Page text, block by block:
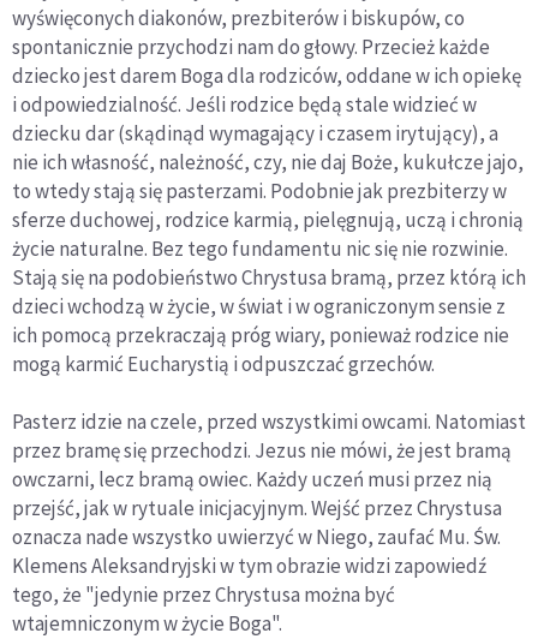
wyświęconych diakonów, prezbiterów i biskupów, co
spontanicznie przychodzi nam do głowy. Przecież każde
dziecko jest darem Boga dla rodziców, oddane w ich opiekę
i odpowiedzialność. Jeśli rodzice będą stale widzieć w
dziecku dar (skądinąd wymagający i czasem irytujący), a
nie ich własność, należność, czy, nie daj Boże, kukułcze jajo,
to wtedy stają się pasterzami. Podobnie jak prezbiterzy w
sferze duchowej, rodzice karmią, pielęgnują, uczą i chronią
życie naturalne. Bez tego fundamentu nic się nie rozwinie.
Stają się na podobieństwo Chrystusa bramą, przez którą ich
dzieci wchodzą w życie, w świat i w ograniczonym sensie z
ich pomocą przekraczają próg wiary, ponieważ rodzice nie
mogą karmić Eucharystią i odpuszczać grzechów.
Pasterz idzie na czele, przed wszystkimi owcami. Natomiast
przez bramę się przechodzi. Jezus nie mówi, że jest bramą
owczarni, lecz bramą owiec. Każdy uczeń musi przez nią
przejść, jak w rytuale inicjacyjnym. Wejść przez Chrystusa
oznacza nade wszystko uwierzyć w Niego, zaufać Mu. Św.
Klemens Aleksandryjski w tym obrazie widzi zapowiedź
tego, że "jedynie przez Chrystusa można być
wtajemniczonym w życie Boga".